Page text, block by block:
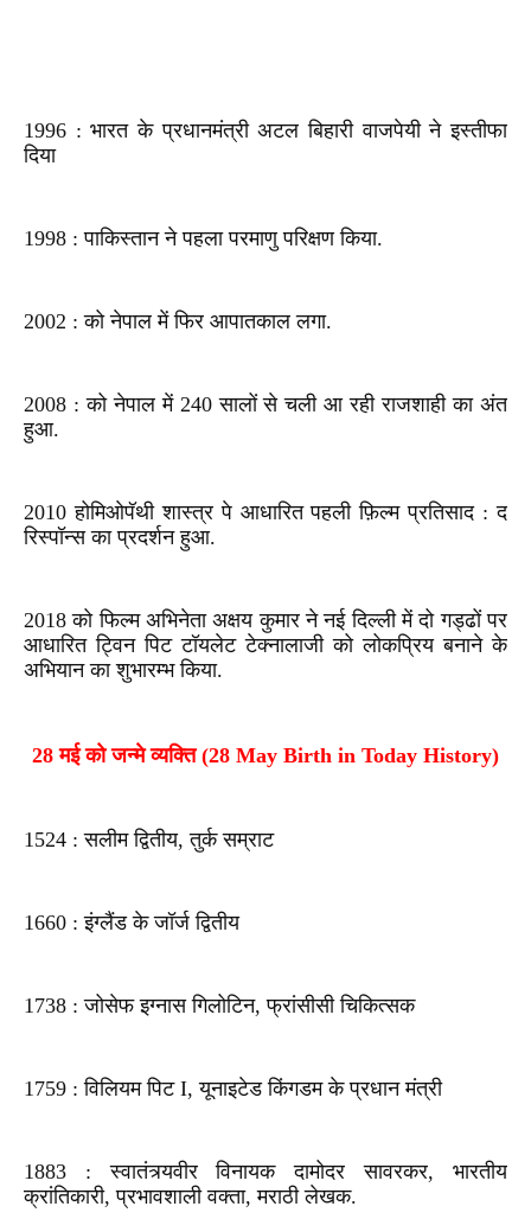
1996 : भारत के प्रधानमंत्री अटल बिहारी वाजपेयी ने इस्तीफा
दिया
1998 : पाकिस्तान ने पहला परमाणु परिक्षण किया.
2002 : को नेपाल में फिर आपातकाल लगा.
2008 : को नेपाल में 240 सालों से चली आ रही राजशाही का अंत
हुआ.
2010 होमिओपॅथी शास्त्र पे आधारित पहली फ़िल्म प्रतिसाद : द
रिस्पॉन्स का प्रदर्शन हुआ.
2018 को फिल्‍म अभिनेता अक्षय कुमार ने नई दिल्‍ली में दो गड्ढों पर
आधारित ट्विन पिट टॉयलेट टेक्‍नालाजी को लोकप्रिय बनाने के
अभियान का शुभारम्‍भ किया.
28 मई को जन्मे व्यक्ति (28 May Birth in Today History)
1524 : सलीम द्वितीय, तुर्क सम्राट
1660 : इंग्लैंड के जॉर्ज द्वितीय
1738 : जोसेफ इग्नास गिलोटिन, फ्रांसीसी चिकित्सक
1759 : विलियम पिट I, यूनाइटेड किंगडम के प्रधान मंत्री
1883 : स्वातंत्र्यवीर विनायक दामोदर सावरकर, भारतीय
क्रांतिकारी, प्रभावशाली वक्ता, मराठी लेखक.